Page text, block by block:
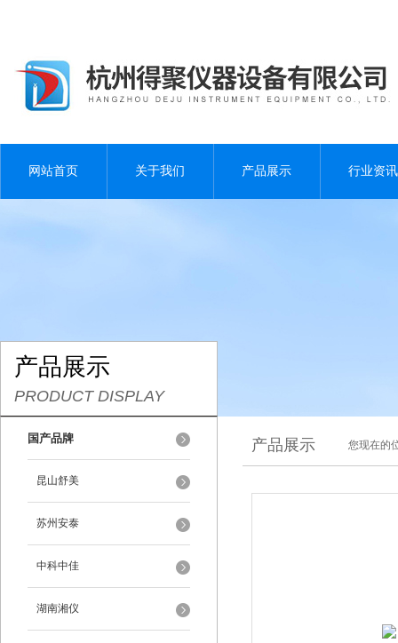
网站首页 关于我们 产品展示 行业资讯
产品展示
PRODUCT DISPLAY
国产品牌
昆山舒美
苏州安泰
中科中佳
湖南湘仪
产品展示 您现在的